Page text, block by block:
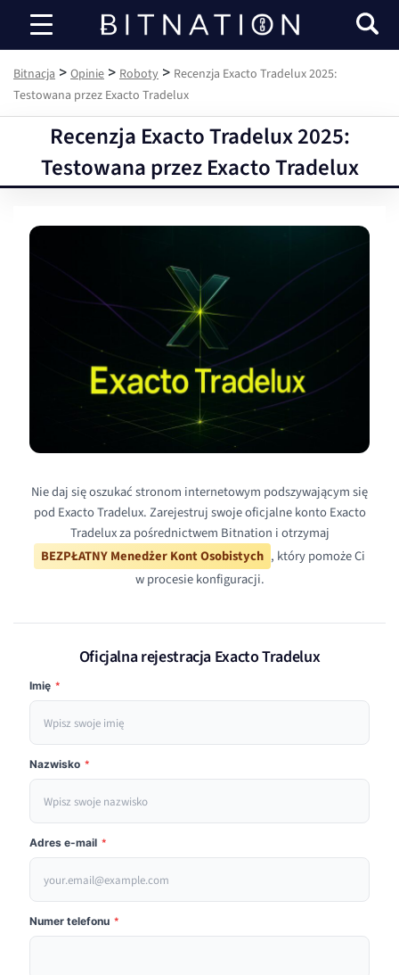
Bitnacja
Bitnacja > Opinie > Roboty > Recenzja Exacto Tradelux 2025:
Testowana przez Exacto Tradelux
Recenzja Exacto Tradelux 2025:
Testowana przez Exacto Tradelux
Nie daj się oszukać stronom internetowym podszywającym się
pod Exacto Tradelux. Zarejestruj swoje oficjalne konto Exacto
Tradelux za pośrednictwem Bitnation i otrzymaj
BEZPŁATNY Menedżer Kont Osobistych , który pomoże Ci
w procesie konfiguracji.
Oficjalna rejestracja Exacto Tradelux
Imię *
Nazwisko *
Adres e-mail *
Numer telefonu *